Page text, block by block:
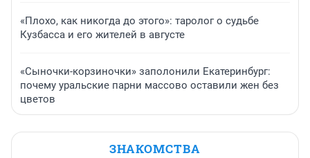
«Плохо, как никогда до этого»: таролог о судьбе
Кузбасса и его жителей в августе
«Сыночки-корзиночки» заполонили Екатеринбург:
почему уральские парни массово оставили жен без
цветов
ЗНАКОМСТВА